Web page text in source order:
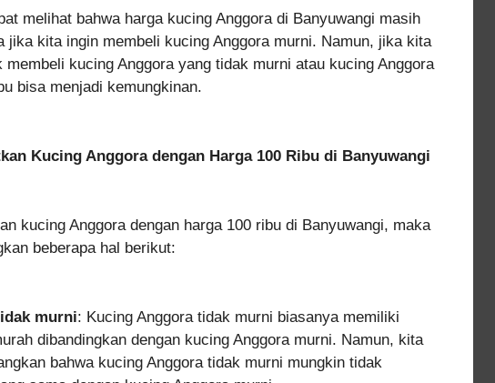
melihat bahwa harga kucing Anggora di Banyuwangi masih
jika kita ingin membeli kucing Anggora murni. Namun, jika kita
membeli kucing Anggora yang tidak murni atau kucing Anggora
bisa menjadi kemungkinan.
Kucing Anggora dengan Harga 100 Ribu di Banyuwangi
kucing Anggora dengan harga 100 ribu di Banyuwangi, maka
beberapa hal berikut:
murni: Kucing Anggora tidak murni biasanya memiliki
dibandingkan dengan kucing Anggora murni. Namun, kita
bahwa kucing Anggora tidak murni mungkin tidak